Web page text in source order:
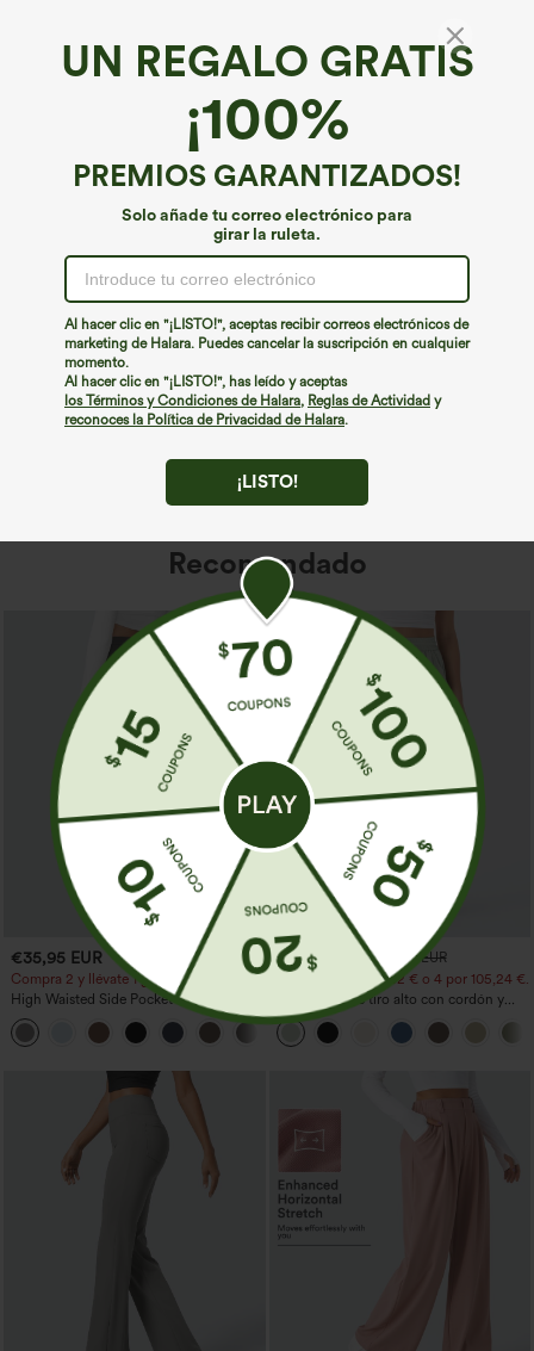
UN REGALO GRATIS
¡100%
PREMIOS GARANTIZADOS!
Solo añade tu correo electrónico para
girar la ruleta.
Al hacer clic en "¡LISTO!", aceptas recibir correos electrónicos de
marketing de Halara. Puedes cancelar la suscripción en cualquier
momento.
Al hacer clic en "¡LISTO!", has leído y aceptas
los Términos y Condiciones de Halara, Reglas de Actividad y
reconoces la Política de Privacidad de Halara.
¡LISTO!
¡Ups!
No podemos encontrar la página que estás buscando.
Seguir comprando
Recomendado
€35,95 EUR
Compra 2 y llévate 1 gratis
High Waisted Side Pocket Straight Leg
Work Pants
€31,95 EUR €35,95 EUR
Compra 2 por 52,62 € o 4 por 105,24 €.
Pantalones de tiro alto con cordón y
bolsillos, pernera ancha, holgados y de
estilo casual con tacto de lino.